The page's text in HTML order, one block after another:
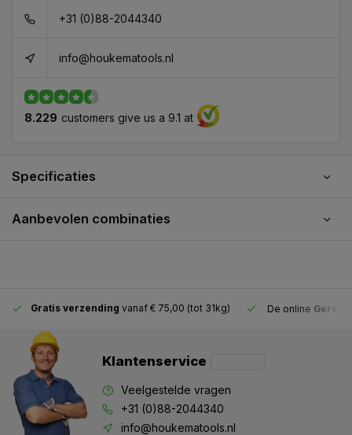
+31 (0)88-2044340
info@houkematools.nl
8.229 customers give us a 9.1 at
Specificaties
Aanbevolen combinaties
Gratis verzending vanaf € 75,00 (tot 31kg) De online
Klantenservice
Veelgestelde vragen
+31 (0)88-2044340
info@houkematools.nl